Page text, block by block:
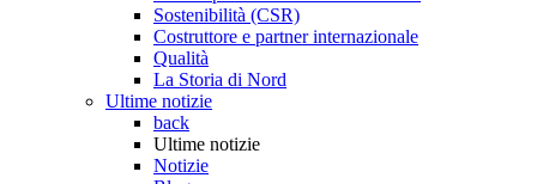
Sostenibilità (CSR)
Costruttore e partner internazionale
Qualità
La Storia di Nord
Ultime notizie
back
Ultime notizie
Notizie